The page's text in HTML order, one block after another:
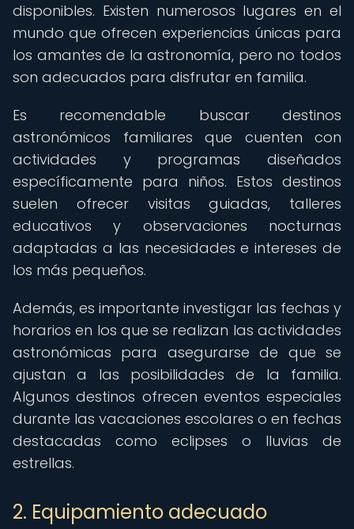
disponibles. Existen numerosos lugares en el
mundo que ofrecen experiencias únicas para
los amantes de la astronomía, pero no todos
son adecuados para disfrutar en familia.
Es recomendable buscar destinos
astronómicos familiares que cuenten con
actividades y programas diseñados
específicamente para niños. Estos destinos
suelen ofrecer visitas guiadas, talleres
educativos y observaciones nocturnas
adaptadas a las necesidades e intereses de
los más pequeños.
Además, es importante investigar las fechas y
horarios en los que se realizan las actividades
astronómicas para asegurarse de que se
ajustan a las posibilidades de la familia.
Algunos destinos ofrecen eventos especiales
durante las vacaciones escolares o en fechas
destacadas como eclipses o lluvias de
estrellas.
2. Equipamiento adecuado